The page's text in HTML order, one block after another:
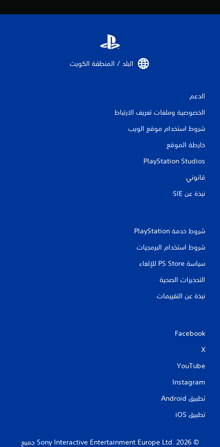
م
البلد / المنطقة الكويت‏
الدعم
الخصوصية وملفات تعريف الارتباط
شروط استخدام موقع الويب
خارطة الموقع
PlayStation Studios
قانوني
نبذة عن SIE‏
شروط خدمة PlayStation‏
شروط استخدام البرمجيات
سياسة PS Store للإلغاء
التحذيرات الصحية
نبذة عن التقييمات
Facebook
X
YouTube
Instagram
تطبيق Android‏
تطبيق iOS‏
‏© 2026 Sony Interactive Entertainment Europe Ltd.‎ جميع